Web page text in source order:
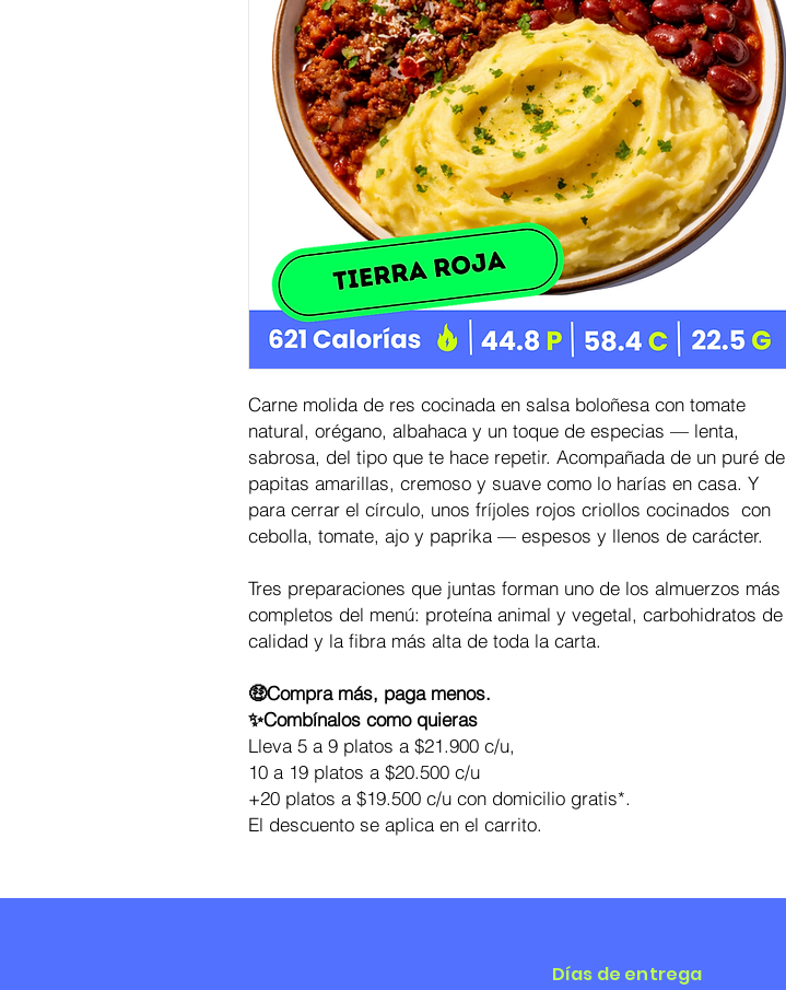
Carne molida de res cocinada en salsa boloñesa con tomate
natural, orégano, albahaca y un toque de especias — lenta,
sabrosa, del tipo que te hace repetir. Acompañada de un puré de
papitas amarillas, cremoso y suave como lo harías en casa. Y
para cerrar el círculo, unos fríjoles rojos criollos cocinados con
cebolla, tomate, ajo y paprika — espesos y llenos de carácter.
Tres preparaciones que juntas forman uno de los almuerzos más
completos del menú: proteína animal y vegetal, carbohidratos de
calidad y la fibra más alta de toda la carta.
🤑Compra más, paga menos.
✨Combínalos como quieras
Lleva 5 a 9 platos a $21.900 c/u,
10 a 19 platos a $20.500 c/u
+20 platos a $19.500 c/u con domicilio gratis*.
El descuento se aplica en el carrito.
Días de entrega